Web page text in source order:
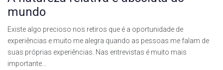
mundo
Existe algo precioso nos retiros que é a oportunidade de
experiências e muito me alegra quando as pessoas me falam de
suas próprias experiências. Nas entrevistas é muito mais
importante…